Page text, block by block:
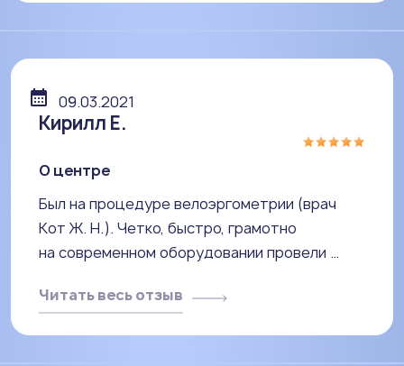
09.03.2021
Кирилл Е.
О центре
Был на процедуре велоэргометрии (врач
Кот Ж. Н.). Четко, быстро, грамотно
на современном оборудовании провели …
Читать весь отзыв